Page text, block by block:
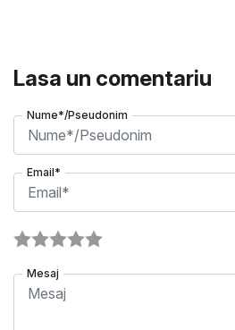
Lasa un comentariu
Nume*/Pseudonim
Email*
Mesaj